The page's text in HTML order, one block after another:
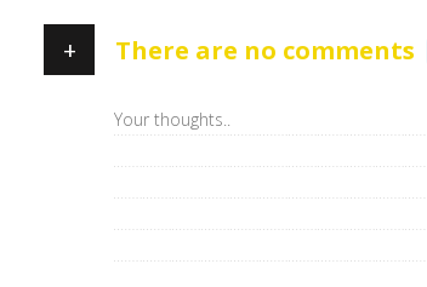
+ There are no comments